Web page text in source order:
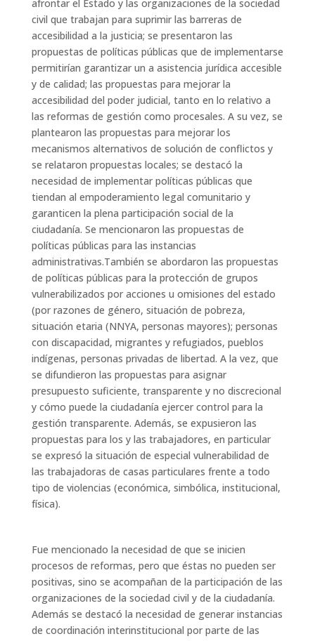
afrontar el Estado y las organizaciones de la sociedad
civil que trabajan para suprimir las barreras de
accesibilidad a la justicia; se presentaron las
propuestas de políticas públicas que de implementarse
permitirían garantizar un a asistencia jurídica accesible
y de calidad; las propuestas para mejorar la
accesibilidad del poder judicial, tanto en lo relativo a
las reformas de gestión como procesales. A su vez, se
plantearon las propuestas para mejorar los
mecanismos alternativos de solución de conflictos y
se relataron propuestas locales; se destacó la
necesidad de implementar políticas públicas que
tiendan al empoderamiento legal comunitario y
garanticen la plena participación social de la
ciudadanía. Se mencionaron las propuestas de
políticas públicas para las instancias
administrativas.También se abordaron las propuestas
de políticas públicas para la protección de grupos
vulnerabilizados por acciones u omisiones del estado
(por razones de género, situación de pobreza,
situación etaria (NNYA, personas mayores); personas
con discapacidad, migrantes y refugiados, pueblos
indígenas, personas privadas de libertad. A la vez, que
se difundieron las propuestas para asignar
presupuesto suficiente, transparente y no discrecional
y cómo puede la ciudadanía ejercer control para la
gestión transparente. Además, se expusieron las
propuestas para los y las trabajadores, en particular
se expresó la situación de especial vulnerabilidad de
las trabajadoras de casas particulares frente a todo
tipo de violencias (económica, simbólica, institucional,
física).
Fue mencionado la necesidad de que se inicien
procesos de reformas, pero que éstas no pueden ser
positivas, sino se acompañan de la participación de las
organizaciones de la sociedad civil y de la ciudadanía.
Además se destacó la necesidad de generar instancias
de coordinación interinstitucional por parte de las